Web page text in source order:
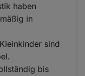
haben
in
sind
bis